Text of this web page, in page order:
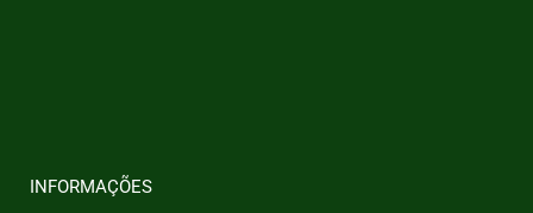
INFORMAÇÕES